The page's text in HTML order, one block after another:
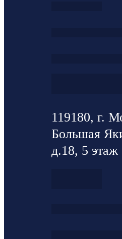
119180, г.
Большая
д.18, 5 этаж